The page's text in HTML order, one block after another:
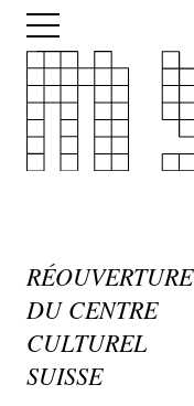
Aller
contenu
principal
Menu
RÉOUVERTURE
DU CENTRE
CULTUREL
SUISSE